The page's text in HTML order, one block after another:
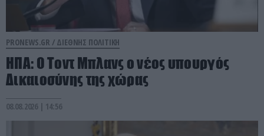
PRONEWS.GR / ΔΙΕΘΝΗΣ ΠΟΛΙΤΙΚΗ
ΗΠΑ: Ο Τοντ Μπλανς ο νέος υπουργός
Δικαιοσύνης της χώρας
08.08.2026 | 14:56